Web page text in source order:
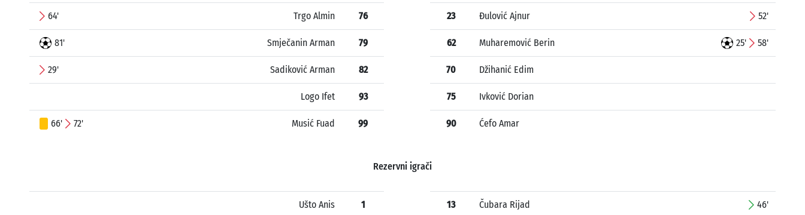
64' Trgo Almin 76
81' Smječanin Arman 79
29' Sadiković Arman 82
Logo Ifet 93
66' 72' Musić Fuad 99
23 Đulović Ajnur 52'
62 Muharemović Berin 25' 58'
70 Džihanić Edim
75 Ivković Dorian
90 Ćefo Amar
Rezervni igrači
Ušto Anis 1 13 Čubara Rijad 46'